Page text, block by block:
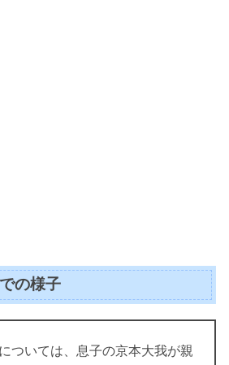
の様子
ついては、息子の京本大我が親